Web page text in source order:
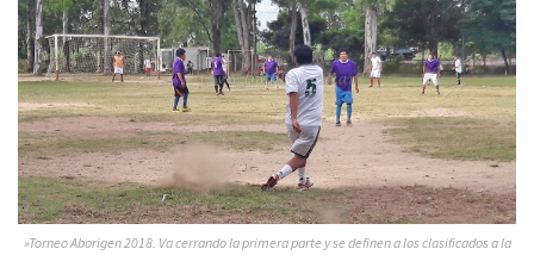
»Torneo Aborigen 2018. Va cerrando la primera parte y se definen a los clasificados a la